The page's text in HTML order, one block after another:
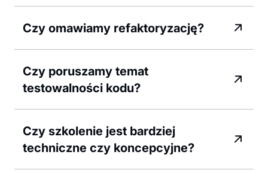
Czy omawiamy refaktoryzację?
Czy poruszamy temat
testowalności kodu?
Czy szkolenie jest bardziej
techniczne czy koncepcyjne?